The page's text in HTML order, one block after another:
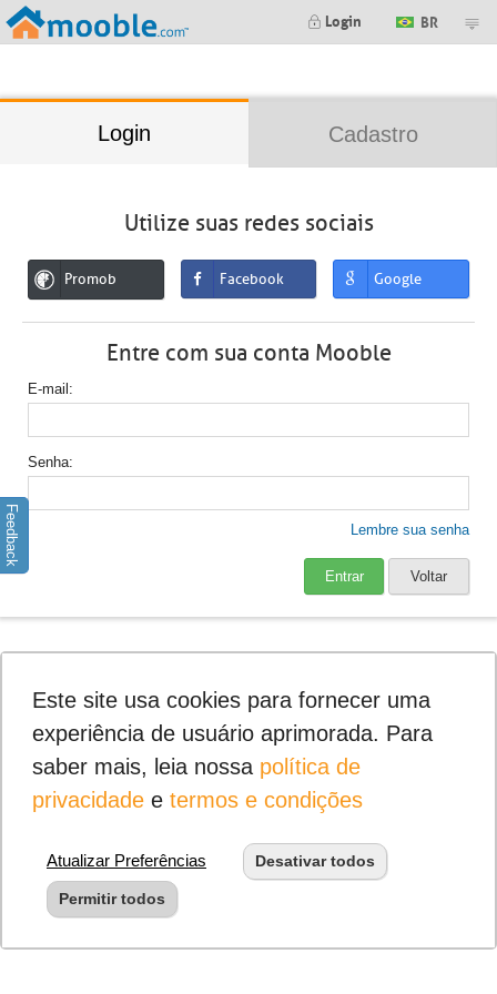
Login BR
Login Cadastro
Utilize suas redes sociais
Promob Facebook Google
Entre com sua conta Mooble
E-mail
Senha
Lembre sua senha
Entrar Voltar
Feedback
Este site usa cookies para fornecer uma
experiência de usuário aprimorada. Para
saber mais, leia nossa política de
privacidadee termos e condições
Atualizar Preferências Desativar todos
Permitir todos